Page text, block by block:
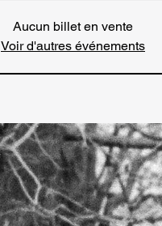
Aucun billet en vente
Voir d'autres événements